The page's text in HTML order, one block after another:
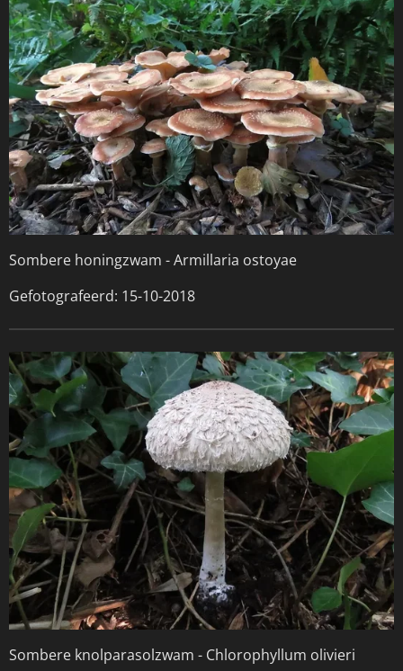
Sombere honingzwam -Armillaria ostoyae
Gefotografeerd: 15-10-2018
Sombere knolparasolzwam - Chlorophyllum olivieri